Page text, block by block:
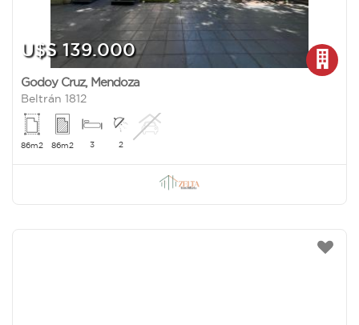
U$S 139.000
Godoy Cruz, Mendoza
Beltrán 1812
86m2 86m2 3 2